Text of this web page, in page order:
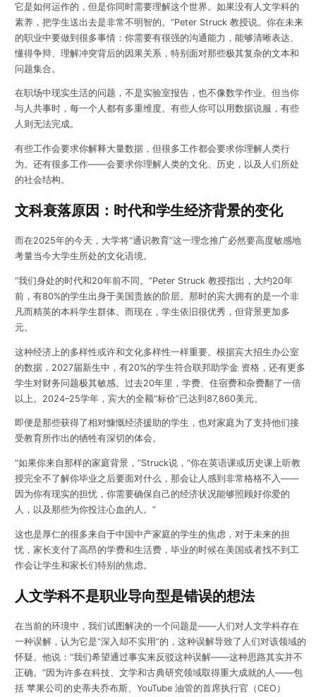
它是如何运作的，但是你同时需要理解这个世界。 如果没有人文学科的
素养，把学生送出去是非常不明智的。”Peter Struck 教授说。你在未来
的职业中要做到很多事情： 你需要有很强的沟通能力，能够清晰表达、
懂得争辩、理解冲突背后的因果关系，特别面对那些极其复杂的文本和
问题集合。
在职场中现实生活的问题，不是实验室报告，也不像数学作业。但当你
与人共事时，每一个人都有多重维度。有些人你可以用数据说服，有些
人则无法完成。
有些工作会要求你解释大量数据， 但很多工作都会要求你理解人类行
为。还有很多工作——会要求你理解人类的文化、历史，以及人们所处
的社会结构。
文科衰落原因：时代和学生经济背景的变化
而在2025年的今天，大学将“通识教育”这一理念推广必然要高度敏感地
考量当今大学生所处的文化语境。
“我们身处的时代和20年前不同。”Peter Struck 教授指出，大约20年
前，有80%的学生出身于美国贵族的阶层。那时的宾大拥有的是一个非
凡而精英的本科学生群体。而现在，学生依旧很优秀，但背景更加多
元。
这种经济上的多样性或许和文化多样性一样重要。根据宾大招生办公室
的数据，2027届新生中，有20%的学生符合联邦助学金 资格，还有更多
学生对财务问题极其敏感。过去20年里，学费、住宿费和杂费翻了一倍
以上。2024–25学年，宾大的全额“标价”已达到87,860美元。
即便是那些获得了相对慷慨经济援助的学生，也对家庭为了支持他们接
受教育所作出的牺牲有深切的体会。
“如果你来自那样的家庭背景，”Struck说，“你在英语课或历史课上听教
授完全不了解你毕业之后要面对什么，那会让人感到非常格格不入——
因为你有现实的担忧，你需要确保自己的经济状况能够照顾好你爱的
人，以及那些为你投注心血的人。”
这也是厚仁的很多来自于中国中产家庭的学生的焦虑，对于未来的担
忧，家长支付了高昂的学费和生活费，毕业的时候在美国或者找不到工
作会让学生和家长们特别的焦虑。
人文学科不是职业导向型是错误的想法
在当前的环境中，我们试图解决的一个问题是——人们对人文学科存在
一种误解，认为它是“深入却不实用”的，这种误解导致了人们对该领域的
怀疑。他说：“我们希望通过事实来反驳这种误解——这种思路其实并不
正确。”因为许多在科技、文学和古典研究领域取得重大成就的人——包
括 苹果公司的史蒂夫乔布斯、YouTube 油管的首席执行官（CEO）